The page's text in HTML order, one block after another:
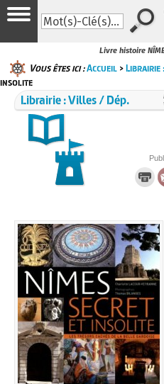
Livre histoire
Vous êtes ici :Accueil >Librairie
insolite
Librairie : Villes / Dép.